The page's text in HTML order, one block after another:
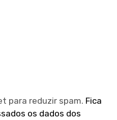
para reduzir spam. Fica
os dados dos